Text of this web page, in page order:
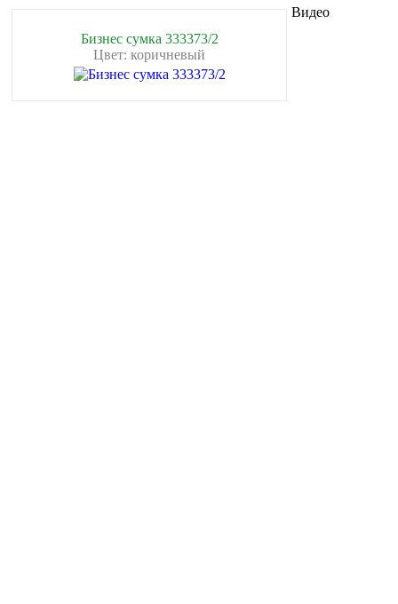
Бизнес сумка 333373/2
Цвет: коричневый
Видео